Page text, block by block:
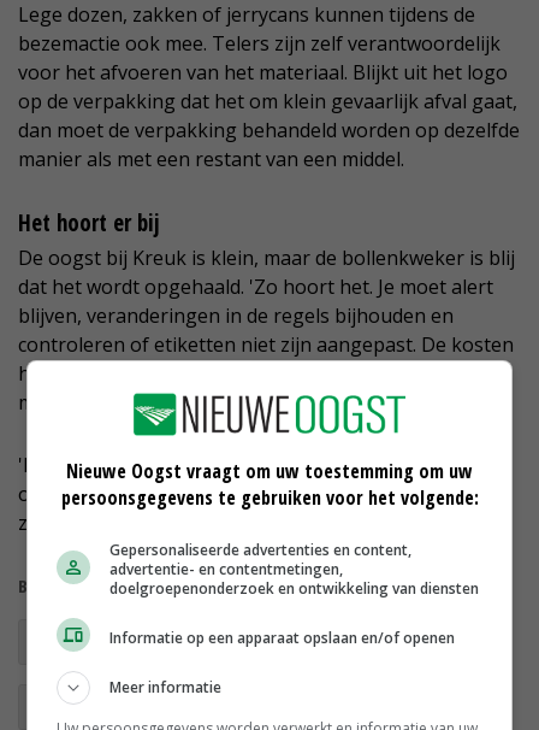
Lege dozen, zakken of jerrycans kunnen tijdens de
bezemactie ook mee. Telers zijn zelf verantwoordelijk
voor het afvoeren van het materiaal. Blijkt uit het logo
op de verpakking dat het om klein gevaarlijk afval gaat,
dan moet de verpakking behandeld worden op dezelfde
manier als met een restant van een middel.
Het hoort er bij
De oogst bij Kreuk is klein, maar de bollenkweker is blij
dat het wordt opgehaald. 'Zo hoort het. Je moet alert
blijven, veranderingen in de regels bijhouden en
controleren of etiketten niet zijn aangepast. De kosten
horen er helaas gewoon bij, net als het opruimen. Je
moet niet wachten tot de controleur op je stoep staat.
'Het is net als de emissie van middelen naar het
oppervlaktewater. Die proberen we ook met zijn allen
zo laag mogelijk te maken.'
Bekijk meer over:
bezem door de middelenkast
gewasbescherming
Nieuwe Oogst vraagt om uw toestemming om uw
persoonsgegevens te gebruiken voor het volgende:
Gepersonaliseerde advertenties en content,
advertentie- en contentmetingen,
doelgroepenonderzoek en ontwikkeling van diensten
Informatie op een apparaat opslaan en/of openen
Meer informatie